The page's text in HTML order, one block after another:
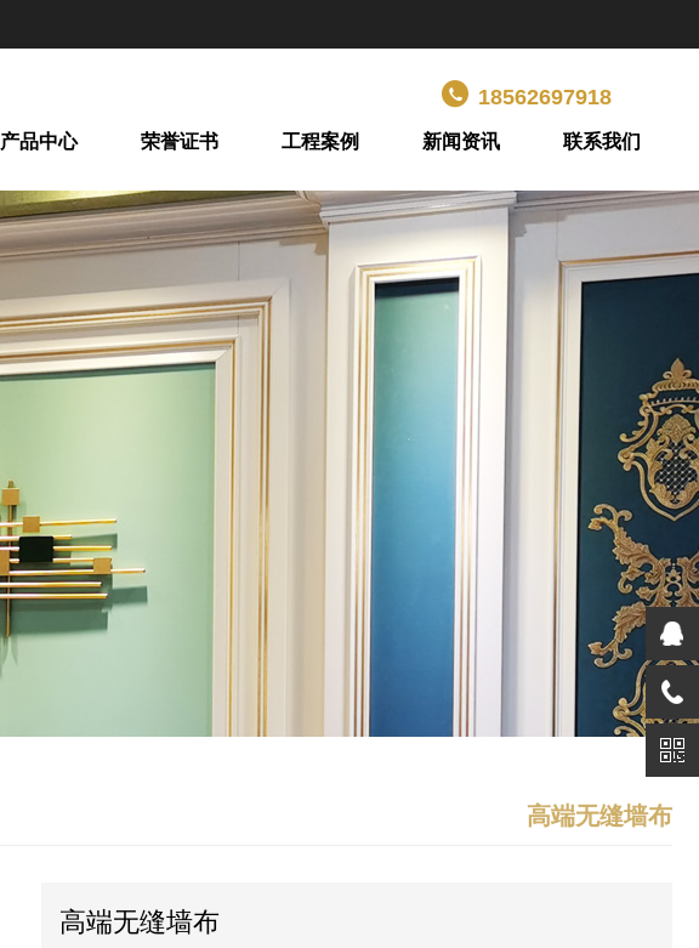
18562697918
产品中心 荣誉证书 工程案例 新闻资讯 联系我们
高端无缝墙布
高端无缝墙布